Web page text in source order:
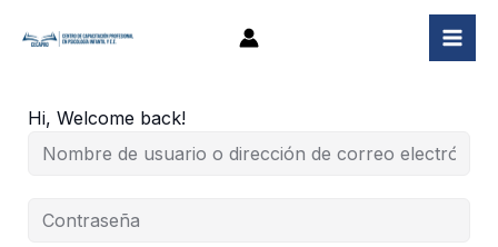
Hi, Welcome back!